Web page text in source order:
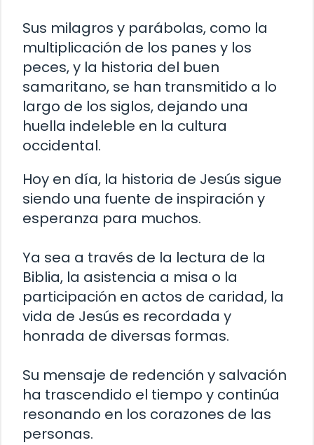
Sus milagros y parábolas, como la
multiplicación de los panes y los
peces, y la historia del buen
samaritano, se han transmitido a lo
largo de los siglos, dejando una
huella indeleble en la cultura
occidental.
Hoy en día, la historia de Jesús sigue
siendo una fuente de inspiración y
esperanza para muchos.
Ya sea a través de la lectura de la
Biblia, la asistencia a misa o la
participación en actos de caridad, la
vida de Jesús es recordada y
honrada de diversas formas.
Su mensaje de redención y salvación
ha trascendido el tiempo y continúa
resonando en los corazones de las
personas.